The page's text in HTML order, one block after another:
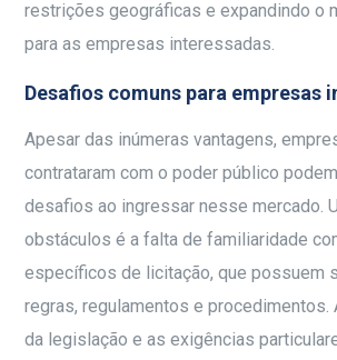
restrições geográficas e expandindo o
para as empresas interessadas.
Desafios comuns para empresas
Apesar das inúmeras vantagens,
contrataram com o poder público
desafios ao ingressar nesse mercado.
obstáculos é a falta de familiaridade
específicos de licitação, que possuem
regras, regulamentos e procedimentos.
da legislação e as exigências